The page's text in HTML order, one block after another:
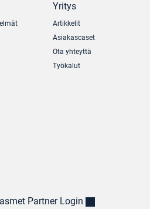
Yritys
Artikkelit
Asiakascaset
Ota yhteyttä
Työkalut
Partner Login